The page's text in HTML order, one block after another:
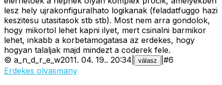
lesz hely ujrakonfiguralhato logikanak (feladatfuggo hazi
keszitesu utasitasok stb stb). Most nem arra gondolok,
hogy mikortol lehet kapni ilyet, mert csinalni barmikor
lehet, inkabb a korbetamogatasa az erdekes, hogy
hogyan talaljak majd mindezt a coderek fele.
© a_n_d_r_e_w2011. 04. 19.. 20:34 válasz #6
Erdekes olvasmany